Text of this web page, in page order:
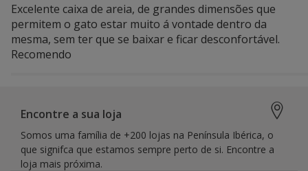
Excelente caixa de areia, de grandes dimensões que
permitem o gato estar muito á vontade dentro da
mesma, sem ter que se baixar e ficar desconfortável.
Recomendo
Encontre a sua loja
Somos uma família de +200 lojas na Península Ibérica, o
que signifca que estamos sempre perto de si. Encontre a
loja mais próxima.